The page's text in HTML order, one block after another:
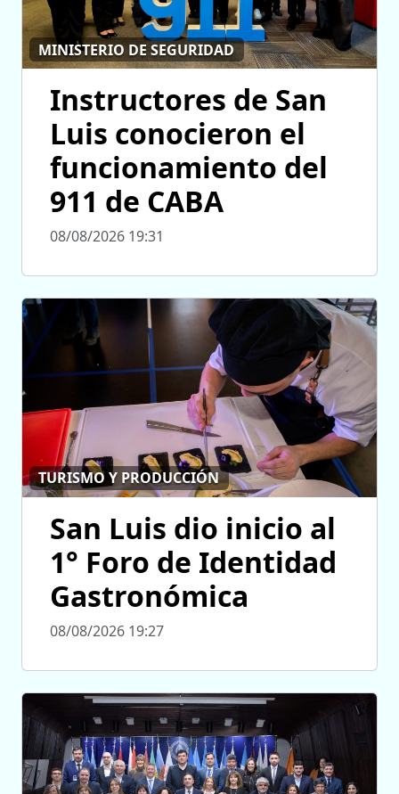
MINISTERIO DE SEGURIDAD
Instructores de San
Luis conocieron el
funcionamiento del
911 de CABA
08/08/2026 19:31
TURISMO Y PRODUCCIÓN
San Luis dio inicio al
1° Foro de Identidad
Gastronómica
08/08/2026 19:27